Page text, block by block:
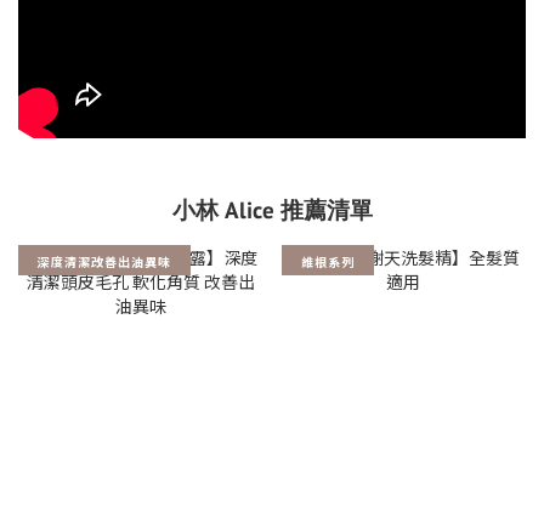
小林 Alice 推薦清單
深度清潔改善出油異味 維根系列